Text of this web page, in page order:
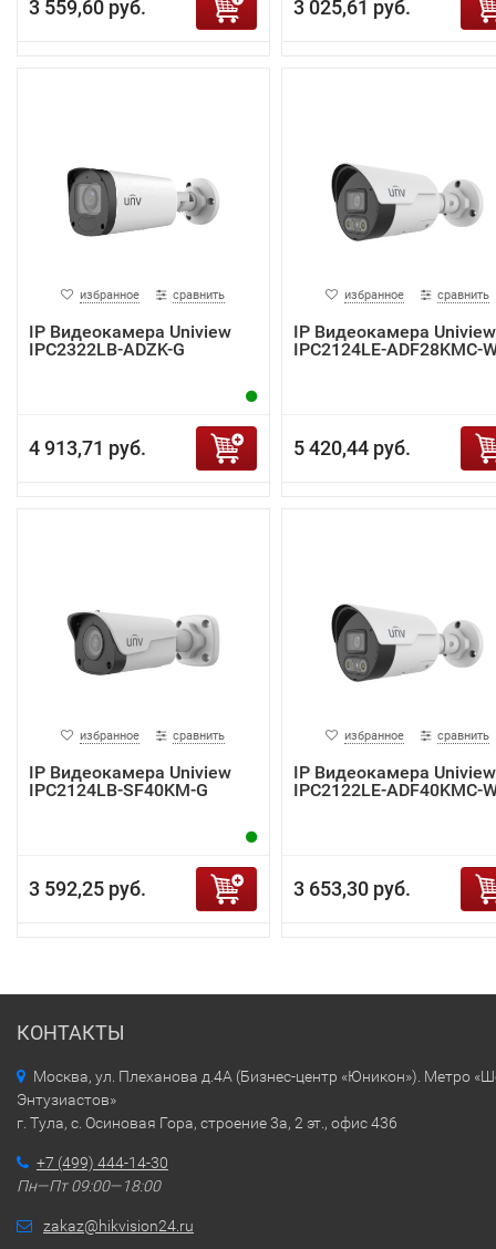
3 559,60 руб. 3 025,61 руб.
избранное сравнить
IP Видеокамера Uniview
IPC2322LB-ADZK-G
4 913,71 руб.
избранное сравнить
IP Видеокамера Uniview
IPC2124LE-ADF28KMC-
5 420,44 руб.
избранное сравнить
IP Видеокамера Uniview
IPC2124LB-SF40KM-G
3 592,25 руб.
избранное сравнить
IP Видеокамера Uniview
IPC2122LE-ADF40KMC-
3 653,30 руб.
КОНТАКТЫ
Москва, ул. Плеханова д.4А (Бизнес-центр «Юникон»). Метро
Энтузиастов»
г. Тула, с. Осиновая Гора, строение 3а, 2 эт., офис 436
+7 (499) 444-14-30
Пн—Пт 09:00—18:00
zakaz@hikvision24.ru